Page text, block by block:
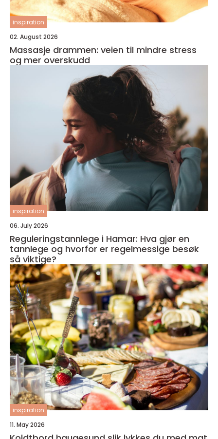
inspiration
02. August 2026
Massasje drammen: veien til mindre stress
og mer overskudd
inspiration
06. July 2026
Reguleringstannlege i Hamar: Hva gjør en
tannlege og hvorfor er regelmessige besøk
så viktige?
inspiration
11. May 2026